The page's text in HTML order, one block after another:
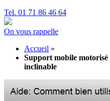
Tel. 01 71 86 46 64
On vous rappelle
Accueil »
Support mobile
inclinable